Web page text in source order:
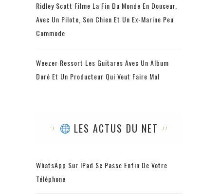
Ridley Scott Filme La Fin Du Monde En Douceur,
Avec Un Pilote, Son Chien Et Un Ex-Marine Peu
Commode
Weezer Ressort Les Guitares Avec Un Album
Doré Et Un Producteur Qui Veut Faire Mal
LES ACTUS DU NET
WhatsApp Sur IPad Se Passe Enfin De Votre
Téléphone